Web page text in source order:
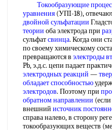
Токообразующие
уравнения (УПI-18),
двойной сульфатации
теории оба электрода при
сульфатсвинца. Когда они
по своему химическому
превращаются в электроды
Pb, э.д.с. цепи падает
электродных реакций —
обладает способностью
электродов. Поэтому при
обратном направлении
внешний источник
справа налево, в сторону
токообразующих веществ